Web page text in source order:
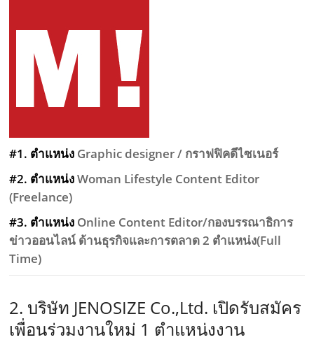
#1. ตำแหน่ง Graphic designer / กราฟฟิคดีไซเนอร์
#2. ตำแหน่งWoman Lifestyle Content Editor
(Freelance)
#3. ตำแหน่ง Online Content Editor/กองบรรณาธิการ
ข่าวออนไลน์ ด้านธุรกิจและการตลาด 2 ตำแหน่ง(Full
Time)
2. บริษัท JENOSIZE Co.,Ltd. เปิดรับสมัคร
เพื่อนร่วมงานใหม่ 1 ตำแหน่งงาน